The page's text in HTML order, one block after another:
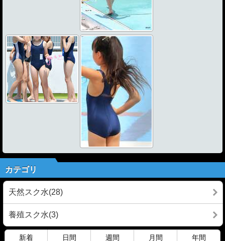
カテゴリ
天然スク水(28)
養殖スク水(3)
新着 日間 週間 月間 年間